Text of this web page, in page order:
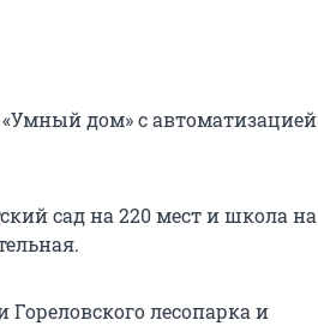
дом» с автоматизацией
сад на 220 мест и школа на
лесопарка и